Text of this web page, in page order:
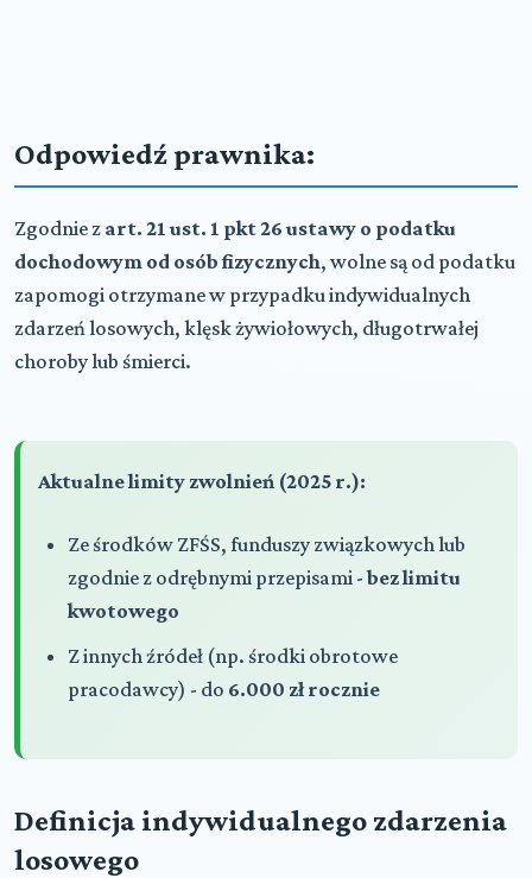
Odpowiedź prawnika:
Zgodnie z art. 21 ust. 1 pkt 26 ustawy o podatku
dochodowym od osób fizycznych, wolne są od podatku
zapomogi otrzymane w przypadku indywidualnych
zdarzeń losowych, klęsk żywiołowych, długotrwałej
choroby lub śmierci.
Aktualne limity zwolnień (2025 r.):
Ze środków ZFŚS, funduszy związkowych lub
zgodnie z odrębnymi przepisami -bez limitu
kwotowego
Z innych źródeł (np. środki obrotowe
pracodawcy) - do 6.000 zł rocznie
Definicja indywidualnego zdarzenia
losowego